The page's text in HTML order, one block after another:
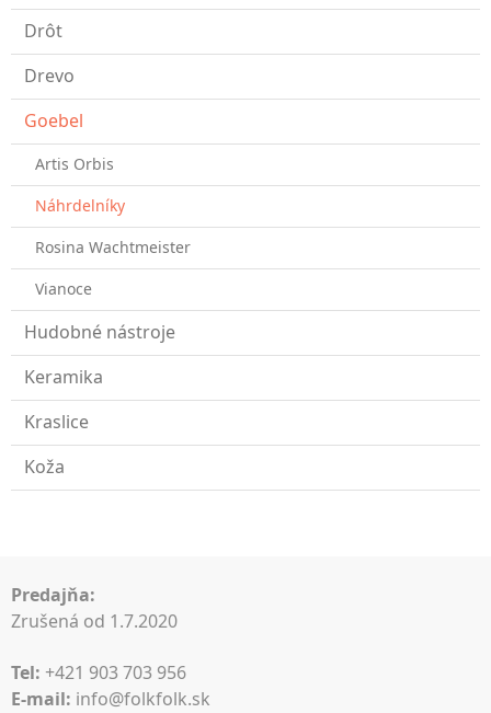
Drôt
Drevo
Goebel
Artis Orbis
Náhrdelníky
Rosina Wachtmeister
Vianoce
Hudobné nástroje
Keramika
Kraslice
Koža
Predajňa:
Zrušená od 1.7.2020
Tel: +421 903 703 956
E-mail: info@folkfolk.sk